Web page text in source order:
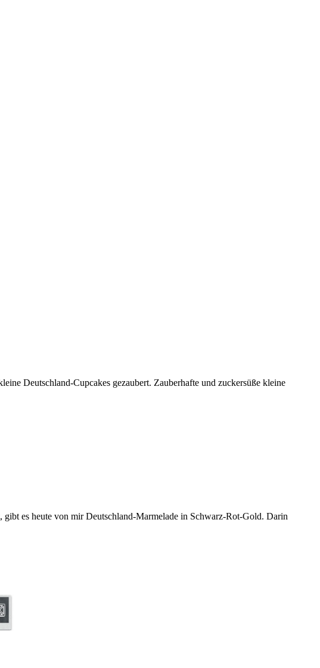
Deutschland-Cupcakes gezaubert. Zauberhafte und zuckersüße kleine
es heute von mir Deutschland-Marmelade in Schwarz-Rot-Gold. Darin